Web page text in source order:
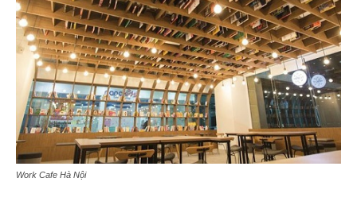
Work Cafe Hà Nội